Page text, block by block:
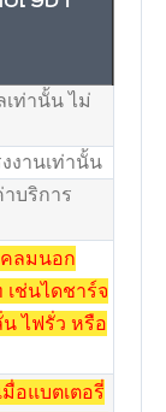
เท่านั้น ไม่
งานเท่านั้น
บริการ
คลมนอก
เช่นไดชาร์จ
ไฟรั่ว หรือ
อแบตเตอรี่